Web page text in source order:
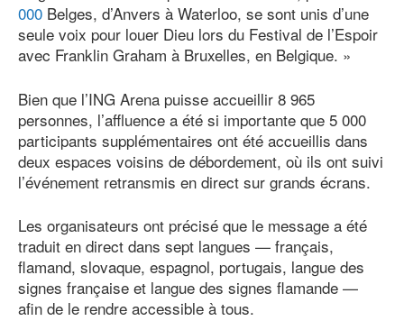
000 Belges, d’Anvers à Waterloo, se sont unis d’une
seule voix pour louer Dieu lors du Festival de l’Espoir
avec Franklin Graham à Bruxelles, en Belgique. »
Bien que l’ING Arena puisse accueillir 8 965
personnes, l’affluence a été si importante que 5 000
participants supplémentaires ont été accueillis dans
deux espaces voisins de débordement, où ils ont suivi
l’événement retransmis en direct sur grands écrans.
Les organisateurs ont précisé que le message a été
traduit en direct dans sept langues — français,
flamand, slovaque, espagnol, portugais, langue des
signes française et langue des signes flamande —
afin de le rendre accessible à tous.